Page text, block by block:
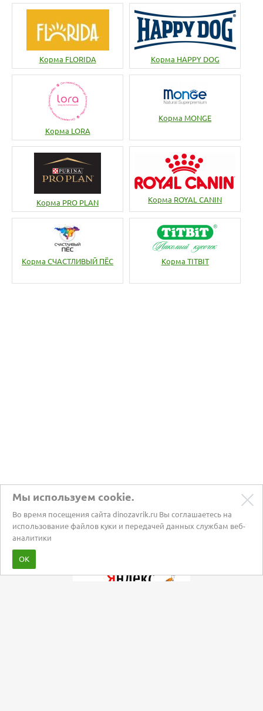
Корма FLORIDA Корма HAPPY DOG
Корма LORA
Корма MONGE
Корма PRO PLAN Корма ROYAL CANIN
Корма СЧАСТЛИВЫЙ ПЁС Корма TITBIT
Мы используем cookie.
Во время посещения сайта dinozavrik.ru Вы соглашаетесь на
использование файлов куки и передачей данных службам веб-
аналитики
ОК